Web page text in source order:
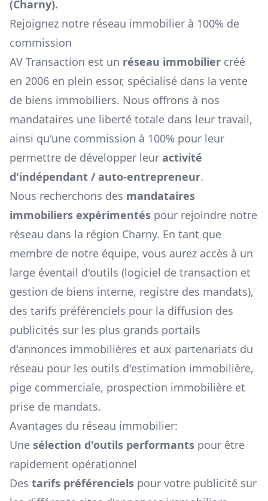
(Charny).
Rejoignez notre réseau immobilier à 100% de
commission
AV Transaction est un réseau immobilier créé
en 2006 en plein essor, spécialisé dans la vente
de biens immobiliers. Nous offrons à nos
mandataires une liberté totale dans leur travail,
ainsi qu'une commission à 100% pour leur
permettre de développer leur activité
d'indépendant / auto-entrepreneur.
Nous recherchons des mandataires
immobiliers expérimentés pour rejoindre notre
réseau dans la région Charny. En tant que
membre de notre équipe, vous aurez accès à un
large éventail d'outils (logiciel de transaction et
gestion de biens interne, registre des mandats),
des tarifs préférenciels pour la diffusion des
publicités sur les plus grands portails
d'annonces immobilières et aux partenariats du
réseau pour les outils d'estimation immobilière,
pige commerciale, prospection immobilière et
prise de mandats.
Avantages du réseau immobilier:
Une sélection d'outils performants pour être
rapidement opérationnel
Des tarifs préférenciels pour votre publicité sur